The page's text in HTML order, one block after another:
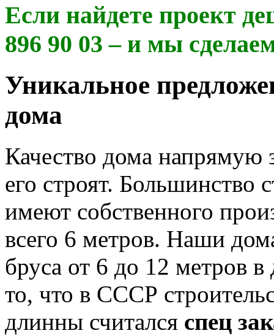
Если найдете проект
896 90 03 – и мы
Уникальное
дома
Качество дома напрямую
его строят. Большинство
имеют собственного
всего 6 метров. Наши
бруса от 6 до 12 метров
то, что в СССР
длинны считался спец